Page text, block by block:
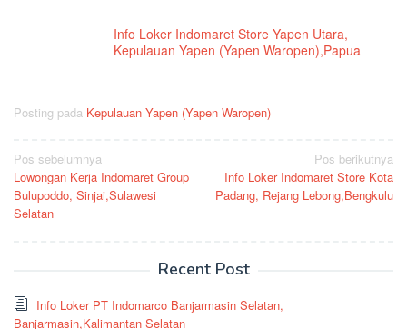
Info Loker Indomaret Store Yapen Utara,
Kepulauan Yapen (Yapen Waropen),Papua
Posting pada Kepulauan Yapen (Yapen Waropen)
Navigasi
pos
Pos sebelumnya
Lowongan Kerja Indomaret Group
Bulupoddo, Sinjai,Sulawesi
Selatan
Pos berikutnya
Info Loker Indomaret Store Kota
Padang, Rejang Lebong,Bengkulu
Recent Post
Info Loker PT Indomarco Banjarmasin Selatan,
Banjarmasin,Kalimantan Selatan